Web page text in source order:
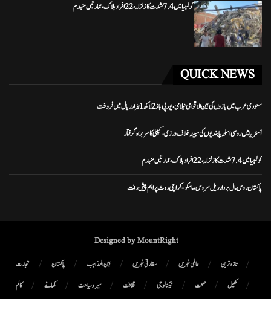
کولمبیا میں 7.4 شدت کا زلزلہ، 22 افراد ہلاک، عمارتیں منہدم
QUICK NEWS
سعودی عرب میں بازوں کی بین الاقوامی نیلامی، یورپی باز 2 لاکھ 1 ہزار ریال میں فروخت
آسٹریا میں روسی اسلحہ پابندیوں کی مبینہ خلاف ورزی، کمپنی کا سربراہ گرفتار
کولمبیا میں 7.4 شدت کا زلزلہ، 22 افراد ہلاک، عمارتیں منہدم
پاکستان روس مال بردار ریل سروس، ماسکو-کراچی روٹ پر اہم پیش رفت
Designed by MountRight
تازہ ترین عالمی خبریں سفارتی خبریں بین المذاہب پاکستان
تجارت
کھیل
صحت ٹیکنالوجی ثقافت سیر و سیاحت کھانے
کالم